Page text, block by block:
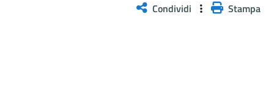
Condividi Stampa